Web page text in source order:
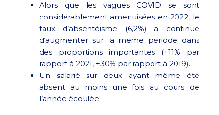
Alors que les vagues COVID se sont
considérablement amenuisées en 2022, le
taux d’absentéisme (6,2%) a continué
d’augmenter sur la même période dans
des proportions importantes (+11% par
rapport à 2021, +30% par rapport à 2019).
Un salarié sur deux ayant même été
absent au moins une fois au cours de
l’année écoulée.